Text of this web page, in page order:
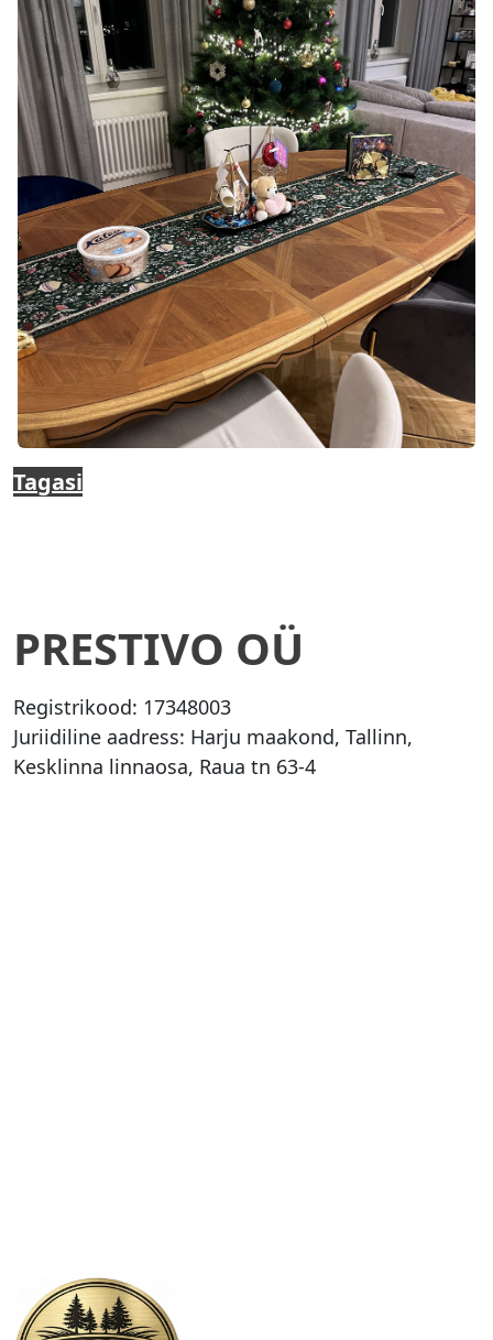
Tagasi
PRESTIVO OÜ
Registrikood: 17348003
Juriidiline aadress: Harju maakond, Tallinn,
Kesklinna linnaosa, Raua tn 63-4